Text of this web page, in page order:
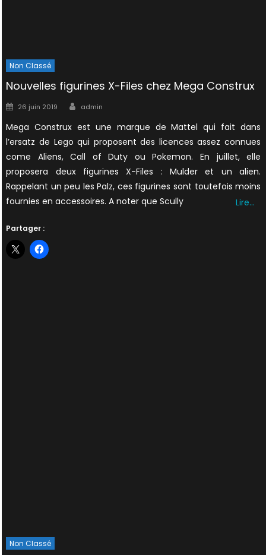
Non Classé
Nouvelles figurines X-Files chez Mega Construx
Posted
26 juin 2019 Author
admin
Mega Construx est une marque de Mattel qui fait dans
l’ersatz de Lego qui proposent des licences assez connues
come Aliens, Call of Duty ou Pokemon. En juillet, elle
proposera deux figurines X-Files : Mulder et un alien.
Rappelant un peu les Palz, ces figurines sont toutefois moins
fournies en accessoires. A noter que Scully
Lire…
Partager :
Non Classé